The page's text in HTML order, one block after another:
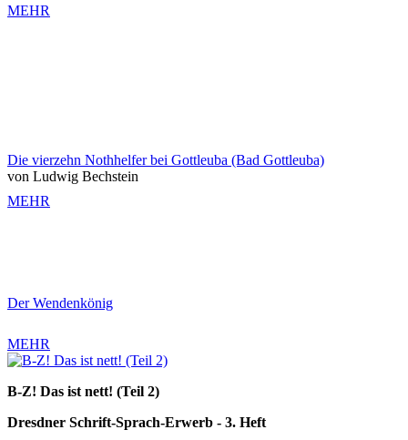
MEHR
Die vierzehn Nothhelfer bei Gottleuba (Bad Gottleuba)
von Ludwig Bechstein
MEHR
Der Wendenkönig
MEHR
B-Z! Das ist nett! (Teil 2)
Dresdner Schrift-Sprach-Erwerb - 3. Heft